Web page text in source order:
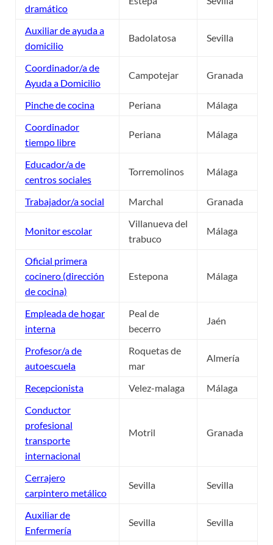
dramático
Auxiliar de ayuda a
domicilio
Badolatosa Sevilla
Coordinador/a de
Ayuda a Domicilio
Campotejar Granada
Pinche de cocina Periana
Málaga
Coordinador
tiempo libre
Periana Málaga
Educador/a de
centros sociales
Torremolinos Málaga
Trabajador/a social Marchal Granada
Monitor escolar
Villanueva del
trabuco
Málaga
Oficial primera
cocinero (dirección
de cocina)
Estepona Málaga
Empleada de hogar
interna
Peal de
becerro
Jaén
Profesor/a de
autoescuela
Roquetas de
mar
Almería
Recepcionista Velez-malaga
Málaga
Conductor
profesional
transporte
internacional
Motril Granada
Cerrajero
carpintero metálico
Sevilla Sevilla
Auxiliar de
Enfermería
Sevilla Sevilla